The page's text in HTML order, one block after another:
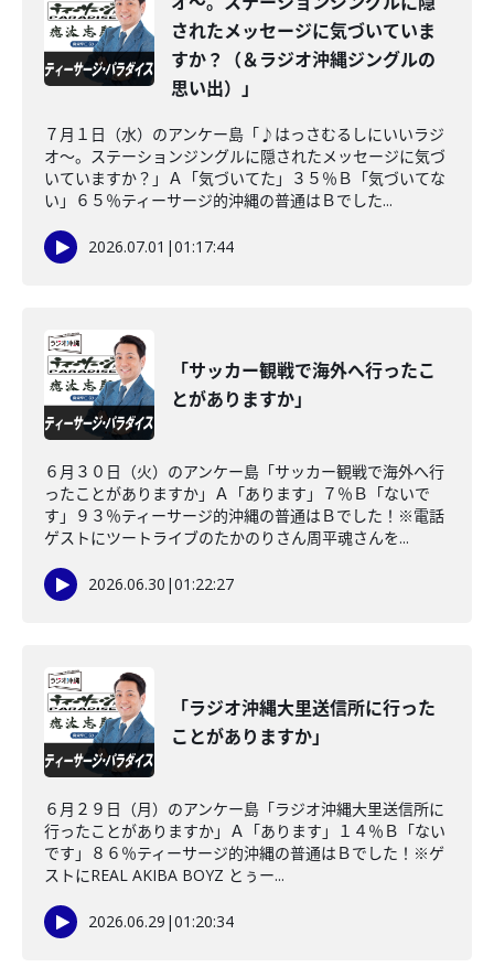
されたメッセージに気づいていま
すか？（＆ラジオ沖縄ジングルの
思い出）」
７月１日（水）のアンケー島「♪はっさむるしにいいラジ
オ〜。ステーションジングルに隠されたメッセージに気づ
いていますか？」Ａ「気づいてた」３５％Ｂ「気づいてな
い」６５％ティーサージ的沖縄の普通はＢでした...
2026.07.01 |01:17:44
「サッカー観戦で海外へ行ったこ
とがありますか」
６月３０日（火）のアンケー島「サッカー観戦で海外へ行
ったことがありますか」Ａ「あります」７％Ｂ「ないで
す」９３％ティーサージ的沖縄の普通はＢでした！※電話
ゲストにツートライブのたかのりさん周平魂さんを...
2026.06.30 |01:22:27
「ラジオ沖縄大里送信所に行った
ことがありますか」
６月２９日（月）のアンケー島「ラジオ沖縄大里送信所に
行ったことがありますか」Ａ「あります」１４％Ｂ「ない
です」８６％ティーサージ的沖縄の普通はＢでした！※ゲ
ストにREAL AKIBA BOYZ とぅー...
2026.06.29 |01:20:34